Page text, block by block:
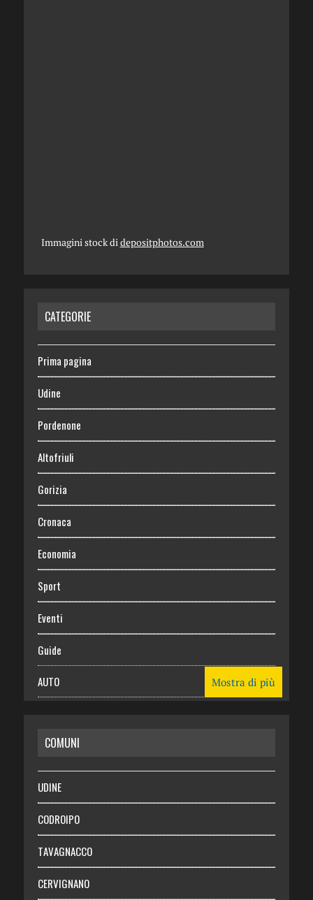
Immagini stock didepositphotos.com
CATEGORIE
Prima pagina
Udine
Pordenone
Altofriuli
Gorizia
Cronaca
Economia
Sport
Eventi
Guide
AUTO
RISPARMIO
SALUTE
Necrologie
Chi siamo
Abbonati
Mostra di più
COMUNI
UDINE
CODROIPO
TAVAGNACCO
CERVIGNANO